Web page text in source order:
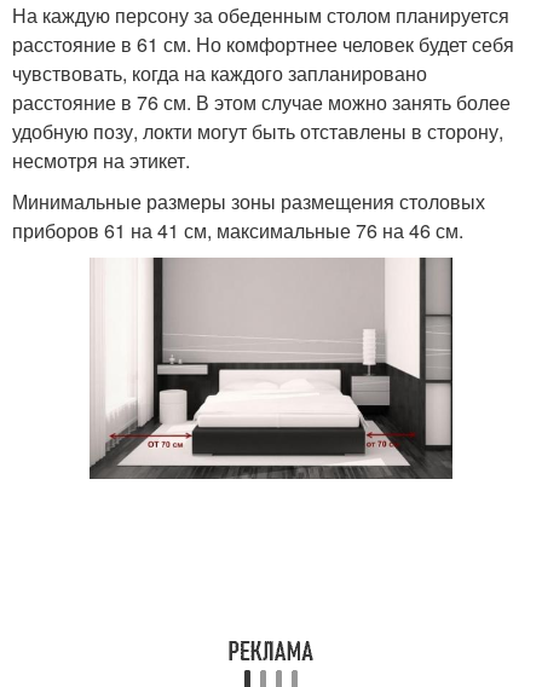
На каждую персону за обеденным столом планируется
расстояние в 61 см. Но комфортнее человек будет себя
чувствовать, когда на каждого запланировано
расстояние в 76 см. В этом случае можно занять более
удобную позу, локти могут быть отставлены в сторону,
несмотря на этикет.
Минимальные размеры зоны размещения столовых
приборов 61 на 41 см, максимальные 76 на 46 см.